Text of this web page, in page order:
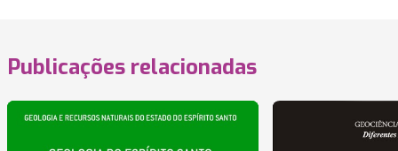
Publicações relacionadas